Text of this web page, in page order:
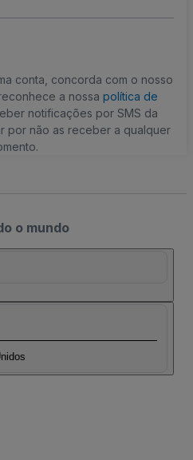
conta, concorda com o nosso
a nossa política de
notificações por SMS da
por não as receber a qualquer
o mundo